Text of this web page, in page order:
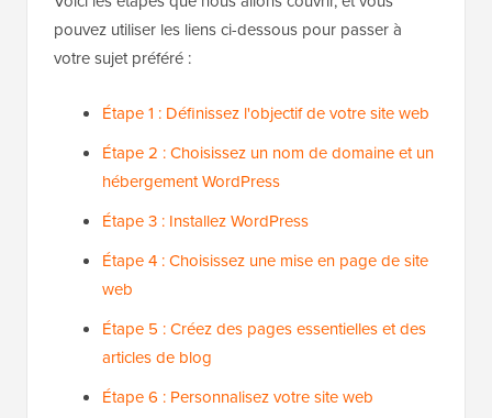
pouvez utiliser les liens ci-dessous pour passer à
votre sujet préféré :
Étape 1 : Définissez l'objectif de votre site web
Étape 2 : Choisissez un nom de domaine et un
hébergement WordPress
Étape 3 : Installez WordPress
Étape 4 : Choisissez une mise en page de site
web
Étape 5 : Créez des pages essentielles et des
articles de blog
Étape 6 : Personnalisez votre site web